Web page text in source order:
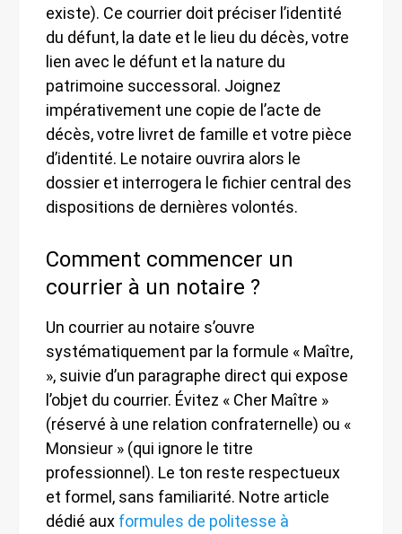
existe). Ce courrier doit préciser l’identité
du défunt, la date et le lieu du décès, votre
lien avec le défunt et la nature du
patrimoine successoral. Joignez
impérativement une copie de l’acte de
décès, votre livret de famille et votre pièce
d’identité. Le notaire ouvrira alors le
dossier et interrogera le fichier central des
dispositions de dernières volontés.
Comment commencer un
courrier à un notaire ?
Un courrier au notaire s’ouvre
systématiquement par la formule « Maître,
», suivie d’un paragraphe direct qui expose
l’objet du courrier. Évitez « Cher Maître »
(réservé à une relation confraternelle) ou «
Monsieur » (qui ignore le titre
professionnel). Le ton reste respectueux
et formel, sans familiarité. Notre article
dédié aux formules de politesse à